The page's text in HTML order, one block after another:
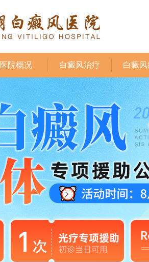
医院概况 白癜风治疗 白癜